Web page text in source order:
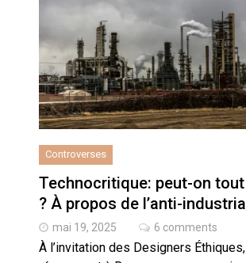
Controverses
Technocritique: peut-on
? À propos de l’anti-
mai 19, 2025 6 comments
À l’invitation des Designers